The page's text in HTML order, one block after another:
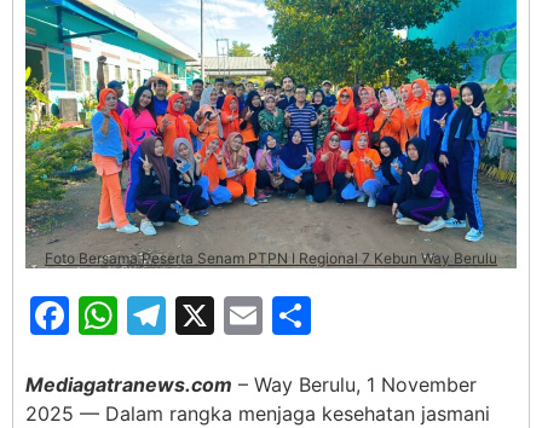
Foto Bersama Peserta Senam PTPN I Regional 7 Kebun Way Berulu
Facebook
WhatsApp
Telegram
X Email
Mediagatranews.com – Way Berulu, 1 November
2025 — Dalam rangka menjaga kesehatan jasmani